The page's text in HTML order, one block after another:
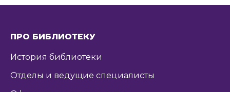
ПРО БИБЛИОТЕКУ
История библиотеки
Отделы и ведущие специалисты